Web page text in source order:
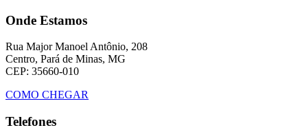
Onde Estamos
Rua Major Manoel Antônio, 208
Centro, Pará de Minas, MG
CEP: 35660-010
COMO CHEGAR
Telefones